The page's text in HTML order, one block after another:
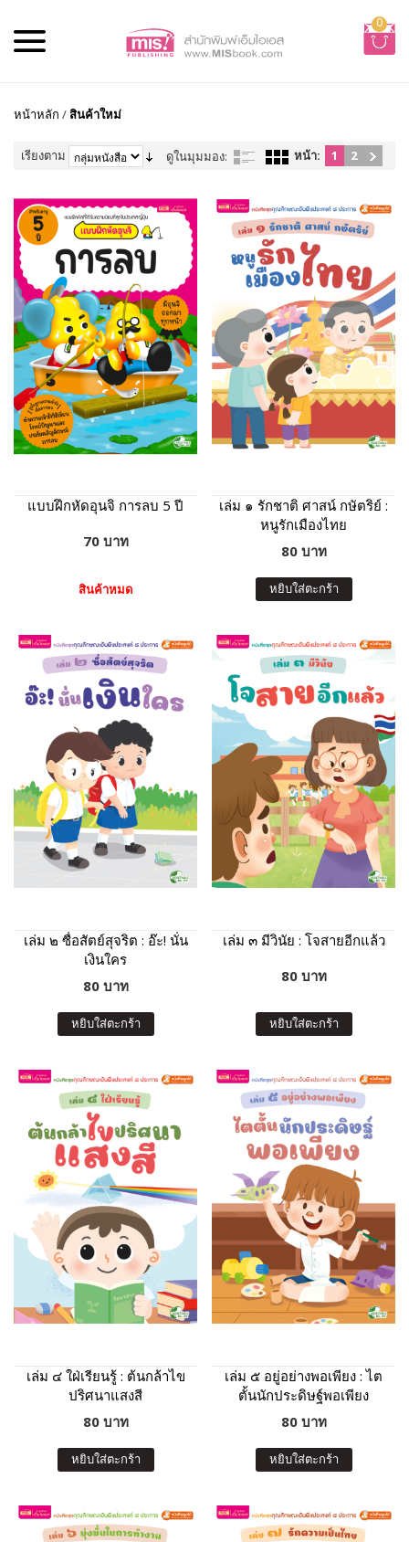
0
หน้าหลัก /สินค้าใหม่
เรียงตาม ดูในมุมมอง: หน้า: 1 2
แบบฝึกหัดอุนจิ การลบ 5 ปี
70 บาท
สินค้าหมด
เล่ม ๑ รักชาติ ศาสน์ กษัตริย์ :
หนูรักเมืองไทย
80 บาท
หยิบใส่ตะกร้า
เล่ม ๒ ซื่อสัตย์สุจริต : อ๊ะ! นั่น
เงินใคร
80 บาท
หยิบใส่ตะกร้า
เล่ม ๓ มีวินัย : โจสายอีกแล้ว
80 บาท
หยิบใส่ตะกร้า
เล่ม ๔ ใฝ่เรียนรู้ : ต้นกล้าไข
ปริศนาแสงสี
80 บาท
หยิบใส่ตะกร้า
เล่ม ๕ อยู่อย่างพอเพียง : ไต
ตั้นนักประดิษฐ์พอเพียง
80 บาท
หยิบใส่ตะกร้า